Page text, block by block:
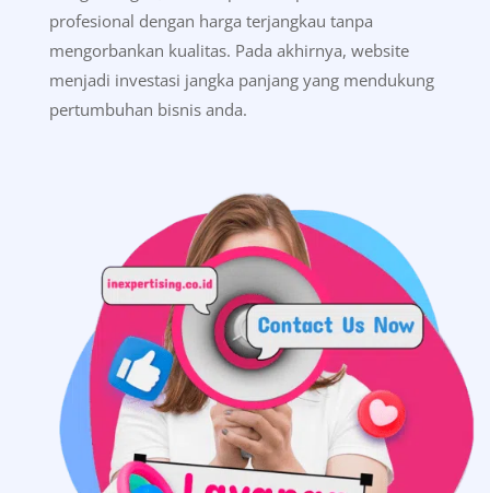
profesional dengan harga terjangkau tanpa
mengorbankan kualitas. Pada akhirnya, website
menjadi investasi jangka panjang yang mendukung
pertumbuhan bisnis anda.